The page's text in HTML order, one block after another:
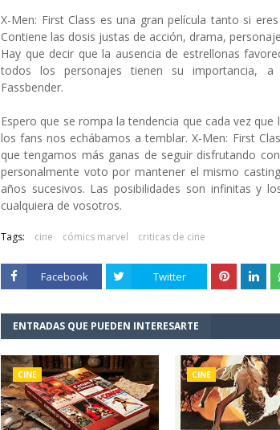
X-Men: First Class es una gran película tanto si
Contiene las dosis justas de acción, drama,
Hay que decir que la ausencia de estrellonas
todos los personajes tienen su importancia,
Fassbender.
Espero que se rompa la tendencia que cada vez
los fans nos echábamos a temblar. X-Men: First
que tengamos más ganas de seguir disfrutando
personalmente voto por mantener el mismo
años sucesivos. Las posibilidades son infinitas y
cualquiera de vosotros.
Tags: cine cómics marvel criticas de cine
Facebook Twitter
ENTRADAS QUE PUEDEN INTERESARTE
CINE CINE